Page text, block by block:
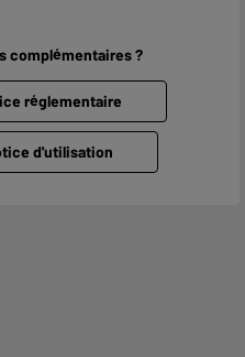
complémentaires ?
réglementaire
d'utilisation